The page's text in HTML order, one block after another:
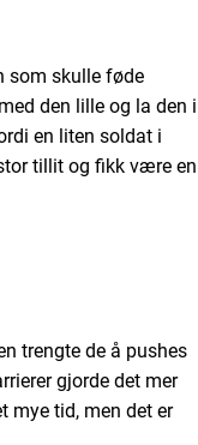
som skulle føde
den lille og la den i
en liten soldat i
tillit og fikk være en
trengte de å pushes
gjorde det mer
mye tid, men det er